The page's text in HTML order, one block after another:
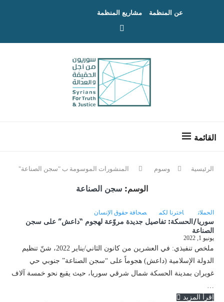
عن المنظمة مشاريع المنظمة
الرئيسية وسوم المنشورات الموسومة ب "سجن الصناعة"
الوسم: سجن الصناعة
الحملات اخترنا لكم صحافة حقوق الإنسان
سوريا/الحسكة: تفاصيل جديدة مروّعة لهجوم “داعش” على سجن
الصناعة
يونيو 1, 2022
ملخص تنفيذي: في العشرين من كانون الثاني/يناير 2022، شنّ تنظيم
الدولة الإسلامية (داعش) هجوماً على “سجن الصناعة” جنوبي حي
غويران بمدينة الحسكة شمال شرقي سوريا، حيث يقبع نحو خمسة آلاف
…
إقرأ المزيد